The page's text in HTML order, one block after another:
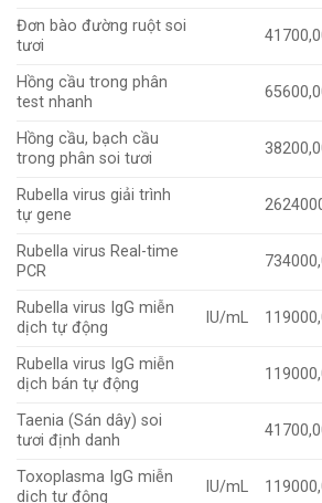
Đơn bào đường ruột soi
tươi
Hồng cầu trong phân
test nhanh
Hồng cầu, bạch cầu
trong phân soi tươi
Rubella virus giải trình
tự gene
Rubella virus Real-time
PCR
Rubella virus IgG miễn
dịch tự động
IU/mL
Rubella virus IgG miễn
dịch bán tự động
Taenia (Sán dây) soi
tươi định danh
Toxoplasma IgG miễn
dịch tự động
IU/mL